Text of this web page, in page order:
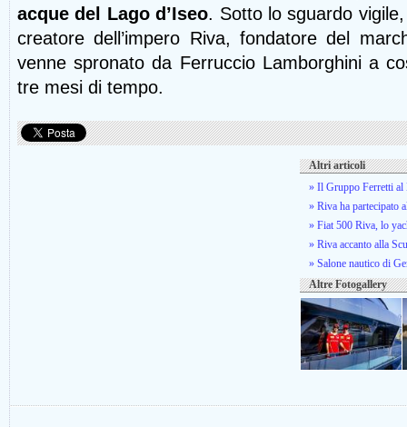
acque del Lago d’Iseo. Sotto lo sguardo
creatore dell’impero Riva, fondatore del
venne spronato da Ferruccio Lamborghini a
tre mesi di tempo.
Altri articoli
» Il Gruppo Ferretti al
» Riva ha partecipato
» Fiat 500 Riva, lo
» Riva accanto alla
» Salone nautico di
Altre Fotogallery